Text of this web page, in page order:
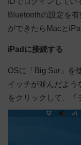
Bluetoothの設定を
ができたらMacと
iPadに接続する
OSに「Big Sur」を
イッチが並んだよう
をクリックして、「